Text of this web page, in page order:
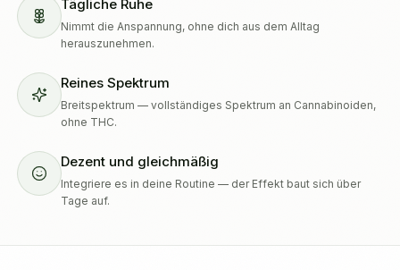
Tägliche Ruhe
Nimmt die Anspannung, ohne dich aus dem Alltag
herauszunehmen.
Reines Spektrum
Breitspektrum — vollständiges Spektrum an Cannabinoiden,
ohne THC.
Dezent und gleichmäßig
Integriere es in deine Routine — der Effekt baut sich über
Tage auf.